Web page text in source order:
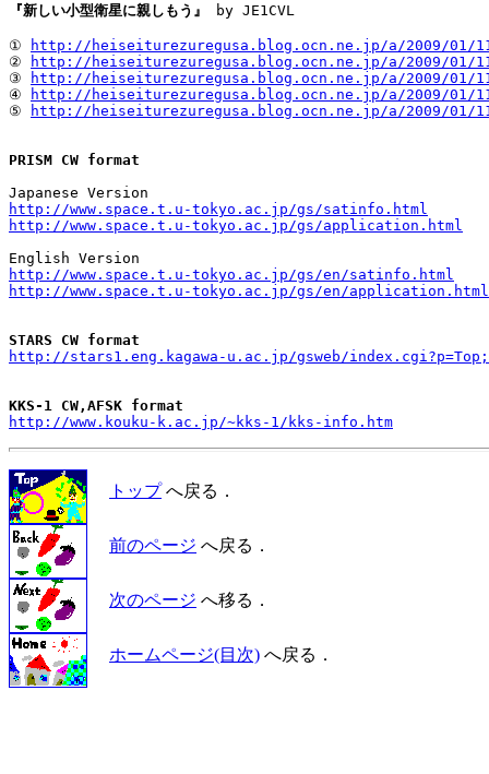
『新しい小型衛星に親しもう』 by JE1CVL
①
http://heiseiturezuregusa.blog.ocn.ne.jp/a/2009/01/
②
http://heiseiturezuregusa.blog.ocn.ne.jp/a/2009/01/
③
http://heiseiturezuregusa.blog.ocn.ne.jp/a/2009/01/
④
http://heiseiturezuregusa.blog.ocn.ne.jp/a/2009/01/
⑤
http://heiseiturezuregusa.blog.ocn.ne.jp/a/2009/01/
PRISM CW format
http://www.space.t.u-tokyo.ac.jp/gs/satinfo.html
http://www.space.t.u-tokyo.ac.jp/gs/application.html
http://www.space.t.u-tokyo.ac.jp/gs/en/satinfo.html
http://www.space.t.u-tokyo.ac.jp/gs/en/application.html
STARS CW format
http://stars1.eng.kagawa-u.ac.jp/gsweb/
KKS-1 CW,AFSK format
http://www.kouku-k.ac.jp/~kks-1/kks-info.htm
トップへ戻る．
前のページ へ戻る．
次のページ へ移る．
ホームページ(目次) へ戻る．